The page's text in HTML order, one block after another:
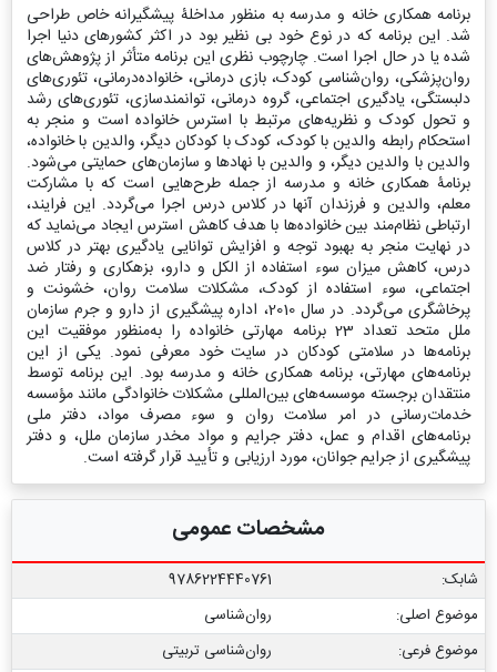
برنامه همکاری خانه و مدرسه به منظور مداخلۀ پیشگیرانه خاص طراحی
شد. این برنامه که در نوع خود بی نظیر بود در اکثر کشورهای دنیا اجرا
شده یا در حال اجرا است. چارچوب نظری این برنامه متأثر از پژوهش‌های
روان‌پزشکی، روان‌شناسی کودک، بازی درمانی، خانواده‌درمانی، تئوری‌های
دلبستگی، یادگیری اجتماعی، گروه درمانی، توانمند‌سازی، تئوری‌های رشد
و تحول کودک و نظریه‌‌های مرتبط با استرس خانواده است و منجر به
استحکام رابطه والدین با کودک، کودک با کودکان دیگر، والدین با خانواده،
والدین با والدین دیگر، و والدین با نهادها و سازما‌ن‌های حمایتی می‌شود.
برنامۀ همکاری خانه و مدرسه از جمله طرح‌هایی است که با مشارکت
معلم، والدین و فرزندان آنها در کلاس درس اجرا می‌گردد. این فرایند،
ارتباطی نظام‌مند بین خانواده‌ها با هدف کاهش استرس ایجاد می‌نماید که
در نهایت منجر به بهبود توجه و افزایش توانایی یادگیری بهتر در کلاس
درس، کاهش میزان سوء استفاده از الکل و دارو، بزهکاری و رفتار ضد
اجتماعی، سوء استفاده از کودک، مشکلات سلامت روان، خشونت و
پرخاشگری می‌گردد. در سال 2010، اداره پیشگیری از دارو و جرم سازمان
ملل متحد تعداد 23 برنامه مهارتی خانواده را به‌منظور موفقیت این
برنامه‌ها در سلامتی کودکان در سایت خود معرفی نمود. یکی از این
برنامه‌های مهارتی، برنامه همکاری خانه و مدرسه بود. این برنامه توسط
منتقدان برجسته موسسه‌های بین‌المللی مشکلات خانوادگی مانند مؤسسه
خدمات‌رسانی در امر سلامت روان و سوء مصرف مواد، دفتر ملی
برنامه‌های اقدام و عمل، دفتر جرایم و مواد مخدر سازمان ملل، و دفتر
پیشگیری از جرایم جوانان، مورد ارزیابی و تأیید قرار گرفته است.
مشخصات عمومی
شابک:
9786224440761
موضوع اصلی:
روان‌شناسی
موضوع فرعی:
روان‏‌شناسی تربیتی